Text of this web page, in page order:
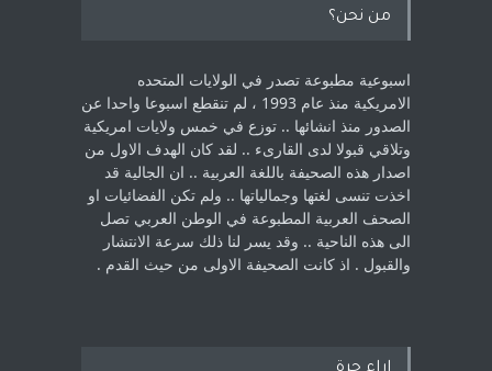
من نحن؟
اسبوعية مطبوعة تصدر في الولايات المتحده
الامريكية منذ عام 1993 ، لم ‏تنقطع اسبوعا واحدا عن
الصدور منذ انشائها .. توزع في خمس ولايات امريكية
‏وتلاقي قبولا لدى القارىء ..‏ لقد كان الهدف الاول من
اصدار هذه الصحيفة باللغة العربية .. ان الجالية قد
اخذت ‏تنسى لغتها وجمالياتها .. ولم تكن الفضائيات او
الصحف العربية المطبوعة في الوطن ‏العربي تصل
الى هذه الناحية .. وقد يسر لنا ذلك سرعة الانتشار
والقبول . اذ كانت ‏الصحيفة الاولى من حيث القدم . ‏